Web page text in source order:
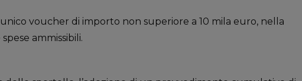
voucher di importo non superiore a 10 mila euro, nella
ammissibili.